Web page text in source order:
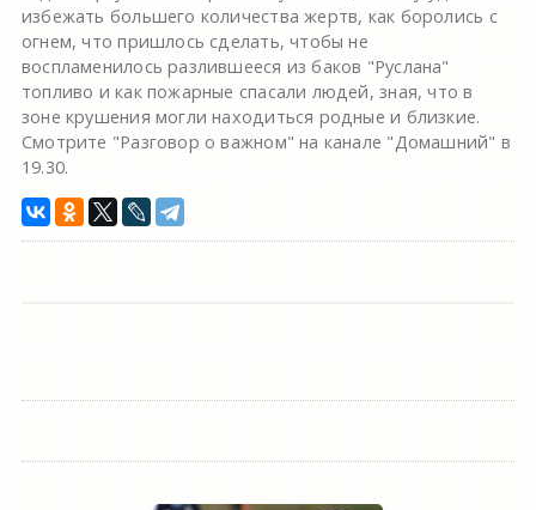
избежать большего количества жертв, как боролись с
огнем, что пришлось сделать, чтобы не
воспламенилось разлившееся из баков "Руслана"
топливо и как пожарные спасали людей, зная, что в
зоне крушения могли находиться родные и близкие.
Смотрите "Разговор о важном" на канале "Домашний" в
19.30.